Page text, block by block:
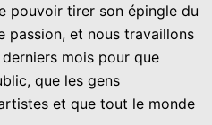
pouvoir tirer son épingle du
passion, et nous travaillons
mois pour que
que les gens
et que tout le monde